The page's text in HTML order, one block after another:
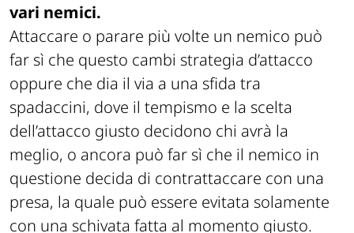
vari nemici.
Attaccare o parare più volte un nemico può
far sì che questo cambi strategia d’attacco
oppure che dia il via a una sfida tra
spadaccini, dove il tempismo e la scelta
dell’attacco giusto decidono chi avrà la
meglio, o ancora può far sì che il nemico in
questione decida di contrattaccare con una
presa, la quale può essere evitata solamente
con una schivata fatta al momento giusto.